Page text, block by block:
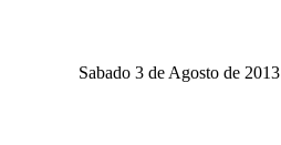
Sabado 3 de Agosto de 2013